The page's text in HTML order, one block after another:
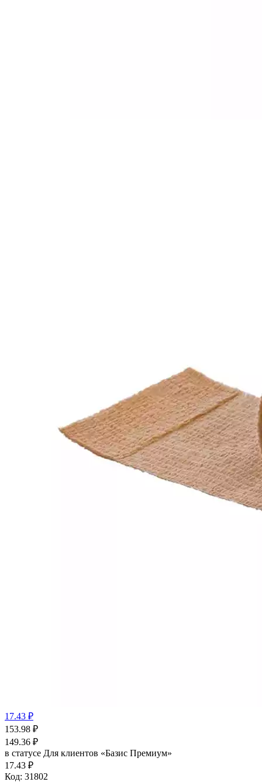
17.43 ₽
153.98 ₽
149.36 ₽
в статусе Для клиентов «Базис Премиум»
17.43 ₽
Код: 31802